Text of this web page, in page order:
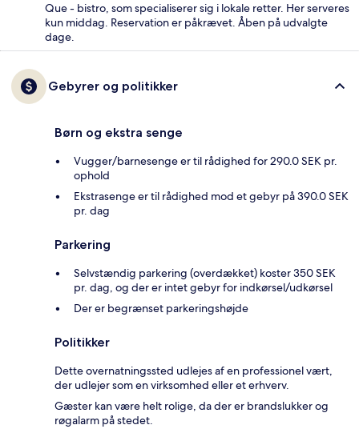
Que - bistro, som specialiserer sig i lokale retter. Her serveres
kun middag. Reservation er påkrævet. Åben på udvalgte
dage.
Gebyrer og politikker
Børn og ekstra senge
Vugger/barnesenge er til rådighed for 290.0 SEK pr.
ophold
Ekstrasenge er til rådighed mod et gebyr på 390.0 SEK
pr. dag
Parkering
Selvstændig parkering (overdækket) koster 350 SEK
pr. dag, og der er intet gebyr for indkørsel/udkørsel
Der er begrænset parkeringshøjde
Politikker
Dette overnatningssted udlejes af en professionel vært,
der udlejer som en virksomhed eller et erhverv.
Gæster kan være helt rolige, da der er brandslukker og
røgalarm på stedet.